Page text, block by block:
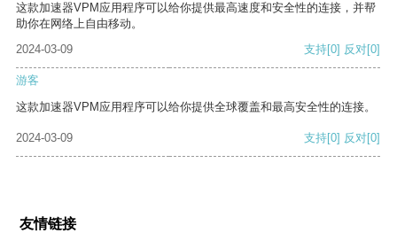
这款加速器VPM应用程序可以给你提供最高速度和安全性的连接，并帮
助你在网络上自由移动。
2024-03-09
支持[0] 反对[0]
游客
这款加速器VPM应用程序可以给你提供全球覆盖和最高安全性的连接。
2024-03-09 支持[0] 反对[0]
友情链接